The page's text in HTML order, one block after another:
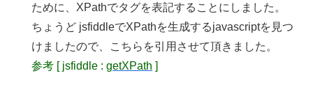
ために、XPathでタグを表記することにしました。
ちょうど jsfiddleでXPathを生成するjavascriptを見つ
けましたので、こちらを引用させて頂きました。
参考 [ jsfiddle :getXPath ]